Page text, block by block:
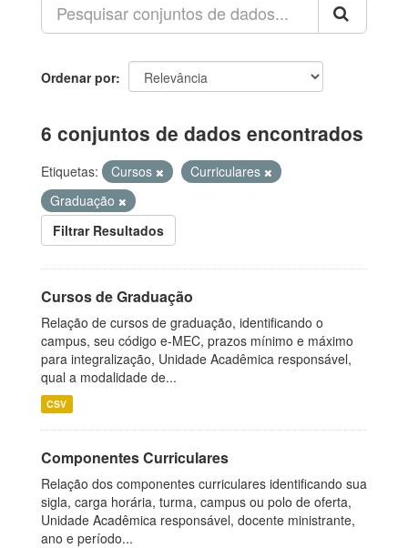
Ordenar por
6 conjuntos de dados encontrados
Etiquetas: Cursos
Curriculares
Graduação
Filtrar Resultados
Cursos de Graduação
Relação de cursos de graduação, identificando o
campus, seu código e-MEC, prazos mínimo e máximo
para integralização, Unidade Acadêmica responsável,
qual a modalidade de...
CSV
Componentes Curriculares
Relação dos componentes curriculares identificando sua
sigla, carga horária, turma, campus ou polo de oferta,
Unidade Acadêmica responsável, docente ministrante,
ano e período...